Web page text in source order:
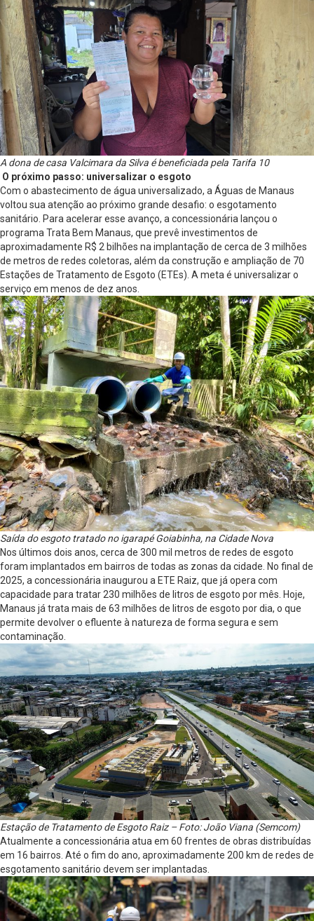
A dona de casa Valcimara da Silva é beneficiada pela Tarifa 10
O próximo passo: universalizar o esgoto
Com o abastecimento de água universalizado, a Águas de Manaus
voltou sua atenção ao próximo grande desafio: o esgotamento
sanitário. Para acelerar esse avanço, a concessionária lançou o
programa Trata Bem Manaus, que prevê investimentos de
aproximadamente R$ 2 bilhões na implantação de cerca de 3 milhões
de metros de redes coletoras, além da construção e ampliação de 70
Estações de Tratamento de Esgoto (ETEs). A meta é universalizar o
serviço em menos de dez anos.
Saída do esgoto tratado no igarapé Goiabinha, na Cidade Nova
Nos últimos dois anos, cerca de 300 mil metros de redes de esgoto
foram implantados em bairros de todas as zonas da cidade. No final de
2025, a concessionária inaugurou a ETE Raiz, que já opera com
capacidade para tratar 230 milhões de litros de esgoto por mês. Hoje,
Manaus já trata mais de 63 milhões de litros de esgoto por dia, o que
permite devolver o efluente à natureza de forma segura e sem
contaminação.
Estação de Tratamento de Esgoto Raiz – Foto: João Viana (Semcom)
Atualmente a concessionária atua em 60 frentes de obras distribuídas
em 16 bairros. Até o fim do ano, aproximadamente 200 km de redes de
esgotamento sanitário devem ser implantadas.